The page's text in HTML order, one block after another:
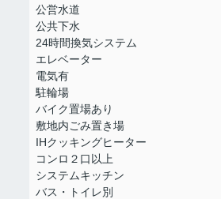
公営水道
公共下水
24時間換気システム
エレベーター
電気有
駐輪場
バイク置場あり
敷地内ごみ置き場
IHクッキングヒーター
コンロ２口以上
システムキッチン
バス・トイレ別